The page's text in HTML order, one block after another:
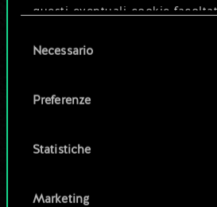
questi eventuali cookie
Tutti i dettagli su come
disponibili nel menu
delNecessario
Preferenze
Statistiche
Marketing